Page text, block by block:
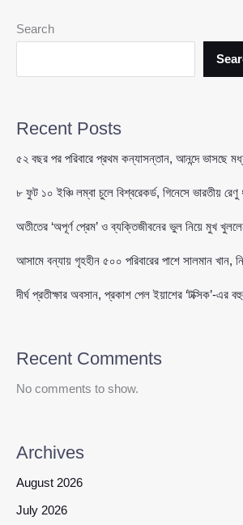
নতুন
ফিরছে
Search
Recent Posts
৫২ বছর পর পরিবারে প্রথম কন্যাসন্তান, আনন্দে ভাসছে
৮ ফুট ১০ ইঞ্চি লম্বা চুলে বিশ্বরেকর্ড, গিনেসে ভারতীয় রেণু
অতীতের ‘অপূর্ণ প্রেম’ ও ব্যক্তিজীবনের ভুল নিয়ে মুখ
আসামে বন্যায় গৃহহীন ৫০০ পরিবারের পাশে সালমান খান,
দীর্ঘ প্রতীক্ষার অবসান, প্রকাশ পেল ইয়াশের ‘টক্সিক’-এর
Recent Comments
No comments to show.
Archives
August 2026
July 2026